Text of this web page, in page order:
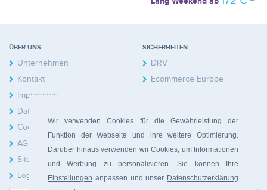
Wir verwenden Cookies für die Gewährleistung der
Funktion der Webseite und ihre weitere Optimierung.
Darüber hinaus verwenden wir Cookies, um Informationen
und Werbung zu personalisieren. Sie können Ihre
Einstellungen anpassen und unser Datenschutzerklärung
ÜBER UNS
Unternehmen
Kontakt
Impressum
Datenschutzerklärung
Cookies
AGB
Sitemap
Login Hausbesitzer
SICHERHEITEN
DRV
Ecommerce Europe